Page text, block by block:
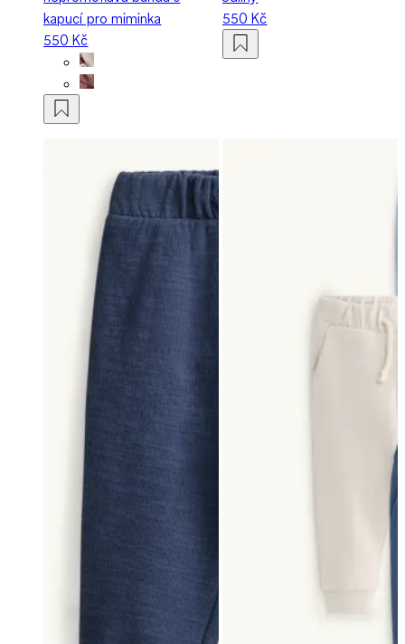
kapucí pro miminka
550 Kč
550 Kč